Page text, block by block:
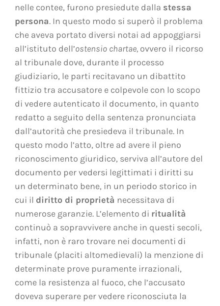
nelle contee, furono presiedute dalla stessa
persona. In questo modo si superò il problema
che aveva portato diversi notai ad appoggiarsi
all’istituto dell’ostensio chartae, ovvero il ricorso
al tribunale dove, durante il processo
giudiziario, le parti recitavano un dibattito
fittizio tra accusatore e colpevole con lo scopo
di vedere autenticato il documento, in quanto
redatto a seguito della sentenza pronunciata
dall’autorità che presiedeva il tribunale. In
questo modo l’atto, oltre ad avere il pieno
riconoscimento giuridico, serviva all’autore del
documento per vedersi legittimati i diritti su
un determinato bene, in un periodo storico in
cui il diritto di proprietà necessitava di
numerose garanzie. L’elemento di ritualità
continuò a sopravvivere anche in questi secoli,
infatti, non è raro trovare nei documenti di
tribunale (placiti altomedievali) la menzione di
determinate prove puramente irrazionali,
come la resistenza al fuoco, che l’accusato
doveva superare per vedere riconosciuta la